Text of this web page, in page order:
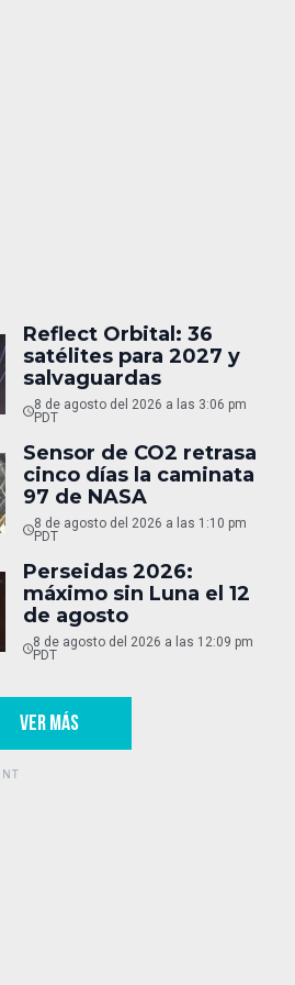
Reflect Orbital: 36
satélites para 2027 y
salvaguardas
8 de agosto del 2026 a las 3:06 pm
PDT
Sensor de CO2 retrasa
cinco días la caminata
97 de NASA
8 de agosto del 2026 a las 1:10 pm
PDT
Perseidas 2026:
máximo sin Luna el 12
de agosto
8 de agosto del 2026 a las 12:09 pm
PDT
VER MÁS